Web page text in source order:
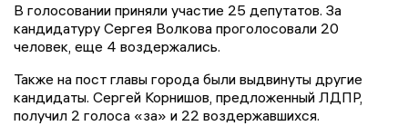
В голосовании приняли участие 25 депутатов. За
кандидатуру Сергея Волкова проголосовали 20
человек, еще 4 воздержались.
Также на пост главы города были выдвинуты другие
кандидаты. Сергей Корнишов, предложенный ЛДПР,
получил 2 голоса «за» и 22 воздержавшихся.